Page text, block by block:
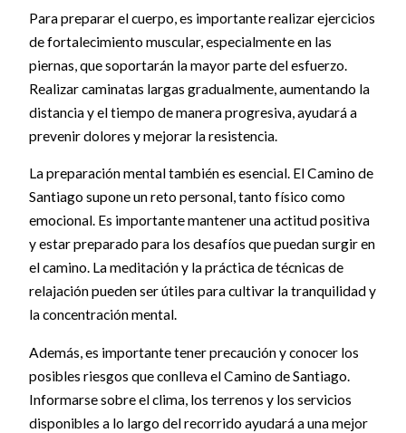
Para preparar el cuerpo, es importante realizar ejercicios
de fortalecimiento muscular, especialmente en las
piernas, que soportarán la mayor parte del esfuerzo.
Realizar caminatas largas gradualmente, aumentando la
distancia y el tiempo de manera progresiva, ayudará a
prevenir dolores y mejorar la resistencia.
La preparación mental también es esencial. El Camino de
Santiago supone un reto personal, tanto físico como
emocional. Es importante mantener una actitud positiva
y estar preparado para los desafíos que puedan surgir en
el camino. La meditación y la práctica de técnicas de
relajación pueden ser útiles para cultivar la tranquilidad y
la concentración mental.
Además, es importante tener precaución y conocer los
posibles riesgos que conlleva el Camino de Santiago.
Informarse sobre el clima, los terrenos y los servicios
disponibles a lo largo del recorrido ayudará a una mejor